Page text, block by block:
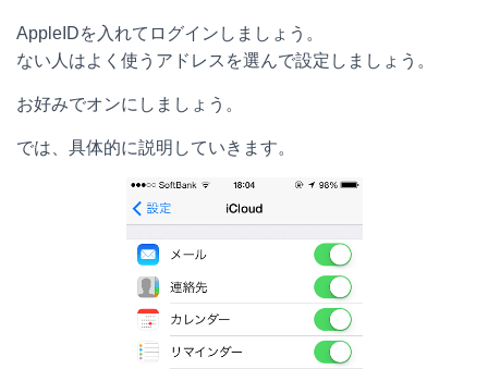
AppleIDを入れてログインしましょう。
ない人はよく使うアドレスを選んで設定しましょう。
お好みでオンにしましょう。
では、具体的に説明していきます。